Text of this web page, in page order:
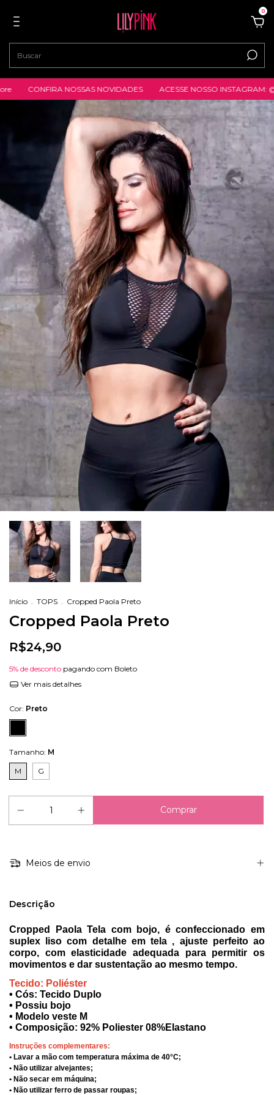
0
NOSSAS NOVIDADES ACESSE NOSSO INSTAGRAM:
Início . TOPS . Cropped Paola Preto
Cropped Paola Preto
R$24,90
5% de desconto pagando com Boleto
Ver mais detalhes
Cor: Preto
Tamanho: M
M G
Meios de envio
Descrição
Cropped Paola Tela com bojo, é confeccionado em
suplex liso com detalhe em tela , ajuste perfeito ao
corpo, com elasticidade adequada para permitir os
movimentos e dar sustentação ao mesmo tempo.
Tecido: Poliéster
• Cós: Tecido Duplo
• Possiu bojo
• Modelo veste M
• Composição: 92% Poliester 08%Elastano
Instruções complementares:
• Lavar a mão com temperatura máxima de 40°C;
• Não utilizar alvejantes;
• Não secar em máquina;
• Não utilizar ferro de passar roupas;